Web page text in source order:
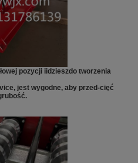
pozycji iidzieszdo tworzenia
jest wygodne, aby przed-cięć
.